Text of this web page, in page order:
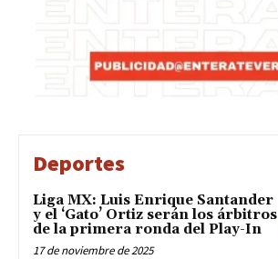
Deportes
Liga MX: Luis Enrique Santander
y el ‘Gato’ Ortiz serán los árbitros
de la primera ronda del Play-In
17 de noviembre de 2025